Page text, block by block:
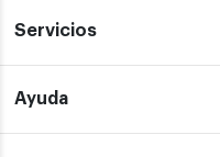
Servicios
Ayuda